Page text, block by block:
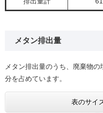
メタン排出量
メタン排出量のうち、廃棄物
分を占めています。
表のサイ